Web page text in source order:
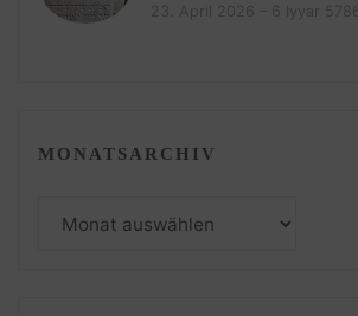
MONATSARCHIV